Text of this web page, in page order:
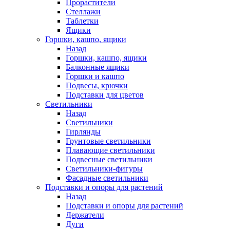
Прорастители
Стеллажи
Таблетки
Ящики
Горшки, кашпо, ящики
Назад
Горшки, кашпо, ящики
Балконные ящики
Горшки и кашпо
Подвесы, крючки
Подставки для цветов
Светильники
Назад
Светильники
Гирлянды
Грунтовые светильники
Плавающие светильники
Подвесные светильники
Светильники-фигуры
Фасадные светильники
Подставки и опоры для растений
Назад
Подставки и опоры для растений
Держатели
Дуги